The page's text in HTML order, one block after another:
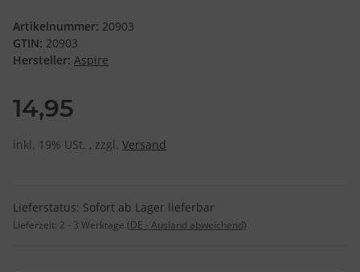
Artikelnummer: 20903
GTIN: 20903
Hersteller: Aspire
14,95
inkl. 19% USt. , zzgl. Versand
Lieferstatus: Sofort ab Lager lieferbar
Lieferzeit: 2 - 3 Werktage (DE - Ausland abweichend)